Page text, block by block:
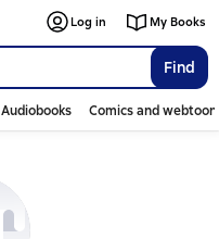
Find
Log in My Books
Audiobooks Comics and